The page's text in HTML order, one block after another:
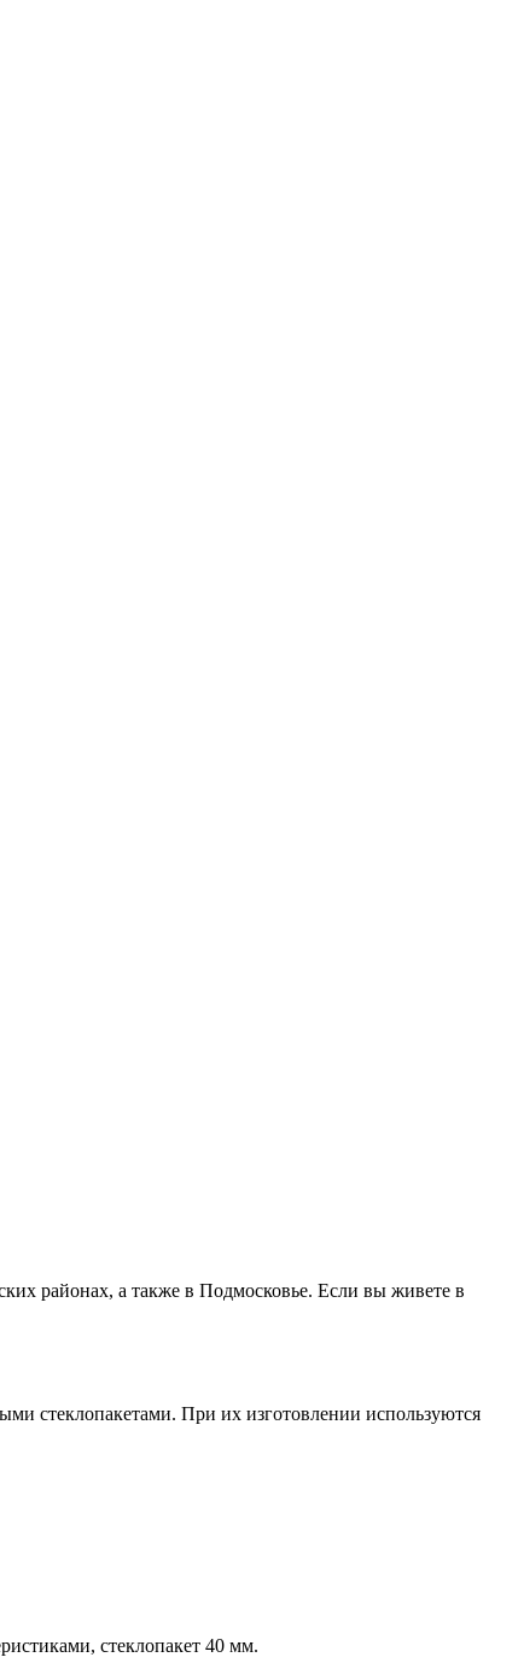
районах, а также в Подмосковье. Если вы живете в
стеклопакетами. При их изготовлении используются
стеклопакет 40 мм.